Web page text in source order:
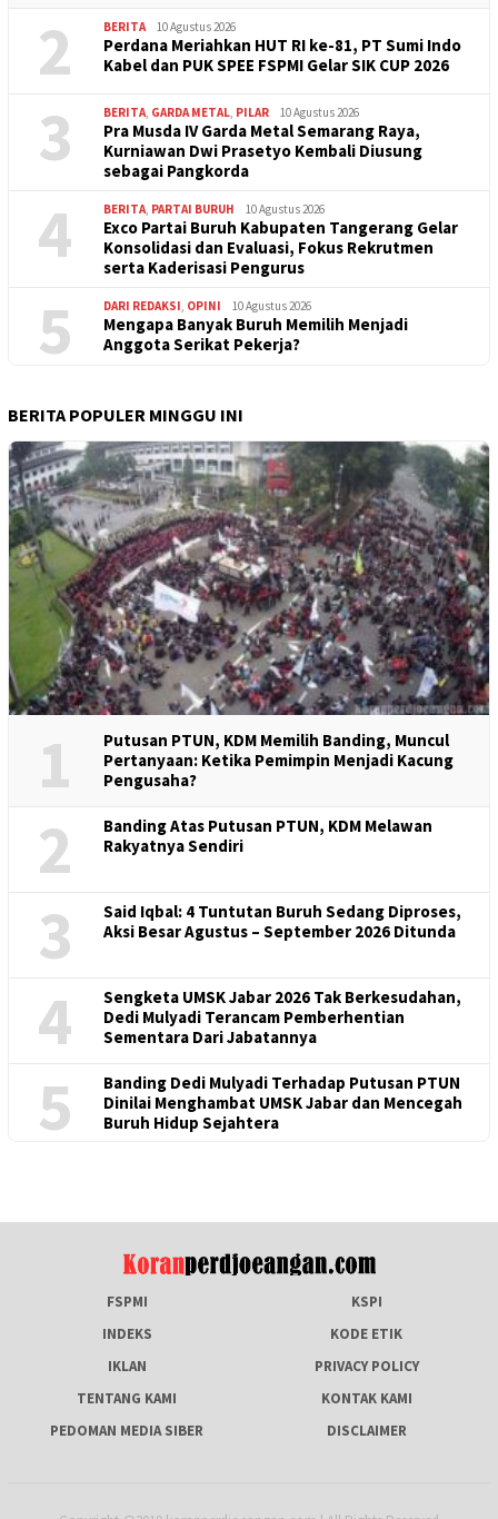
2 BERITA 10 Agustus 2026
Perdana Meriahkan HUT RI ke-81, PT Sumi Indo
Kabel dan PUK SPEE FSPMI Gelar SIK CUP 2026
3 BERITA GARDA METAL PILAR 10 Agustus 2026
Pra Musda IV Garda Metal Semarang Raya,
Kurniawan Dwi Prasetyo Kembali Diusung
sebagai Pangkorda
4 BERITA PARTAI BURUH 10 Agustus 2026
Exco Partai Buruh Kabupaten Tangerang Gelar
Konsolidasi dan Evaluasi, Fokus Rekrutmen
serta Kaderisasi Pengurus
5 DARI REDAKSI OPINI 10 Agustus 2026
Mengapa Banyak Buruh Memilih Menjadi
Anggota Serikat Pekerja?
BERITA POPULER MINGGU INI
1
Putusan PTUN, KDM Memilih Banding, Muncul
Pertanyaan: Ketika Pemimpin Menjadi Kacung
Pengusaha?
2
Banding Atas Putusan PTUN, KDM Melawan
Rakyatnya Sendiri
3
Said Iqbal: 4 Tuntutan Buruh Sedang Diproses,
Aksi Besar Agustus – September 2026 Ditunda
4
Sengketa UMSK Jabar 2026 Tak Berkesudahan,
Dedi Mulyadi Terancam Pemberhentian
Sementara Dari Jabatannya
5
Banding Dedi Mulyadi Terhadap Putusan PTUN
Dinilai Menghambat UMSK Jabar dan Mencegah
Buruh Hidup Sejahtera
FSPMI
KSPI
INDEKS
KODE ETIK
IKLAN
PRIVACY POLICY
TENTANG KAMI
KONTAK KAMI
PEDOMAN MEDIA SIBER
DISCLAIMER